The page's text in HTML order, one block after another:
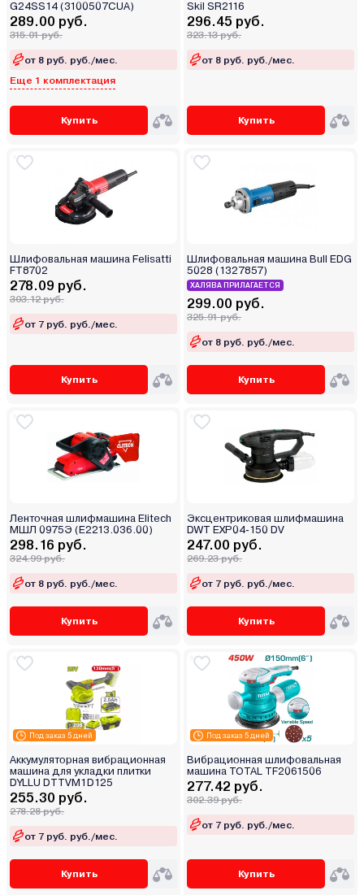
G24SS14 (3100507CUA)
289.00 руб.
315.01 руб.
от 8 руб. руб./мес.
Еще 1 комплектация
Купить
Skil SR2116
296.45 руб.
323.13 руб.
от 8 руб. руб./мес.
Купить
Шлифовальная машина Felisatti
FT8702
278.09 руб.
303.12 руб.
от 7 руб. руб./мес.
Купить
Шлифовальная машина Bull EDG
5028 (1327857)
ХАЛЯВА ПРИЛАГАЕТСЯ
299.00 руб.
325.91 руб.
от 8 руб. руб./мес.
Купить
Ленточная шлифмашина Elitech
МШЛ 0975Э (E2213.036.00)
298.16 руб.
324.99 руб.
от 8 руб. руб./мес.
Купить
Эксцентриковая шлифмашина
DWT EXP04-150 DV
247.00 руб.
269.23 руб.
от 7 руб. руб./мес.
Купить
Под заказ 5 дней
Аккумуляторная вибрационная
машина для укладки плитки
DYLLU DTTVM1D125
255.30 руб.
278.28 руб.
от 7 руб. руб./мес.
Купить
Под заказ 5 дней
Вибрационная шлифовальная
машина TOTAL TF2061506
277.42 руб.
302.39 руб.
от 7 руб. руб./мес.
Купить